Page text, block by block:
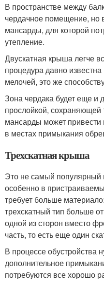
В пространстве между
чердачное помещение, но
мансарды, для которой
утепление.
Двускатная крыша легче
процедура давно
мелочей, это же
Зона чердака будет еще и
прослойкой, сохраняющей
мансарды может привести
в местах примыкания
Трехскатная крыша
Это не самый популярный
особенно в
требует больше
трехскатный тип больше
одной из сторон вместо
часть, то есть еще один
В процессе обустройства
дополнительное
потребуются все хорошо